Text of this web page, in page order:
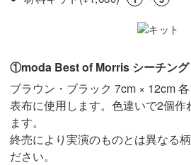
①moda Best of Morris シーチング
ブラウン・ブラック 7cm × 12cm
表布に使用します。色違いで2個作
ます。
終売により実演のものとは異なる
ださい。